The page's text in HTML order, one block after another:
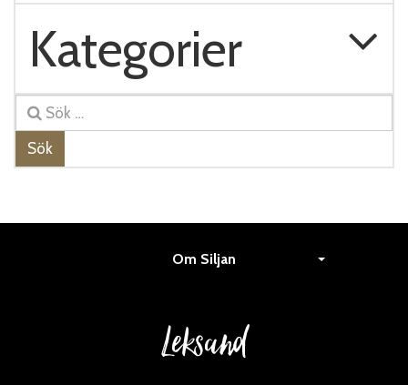
Kategorier
Sök
Om Siljan
Leksand